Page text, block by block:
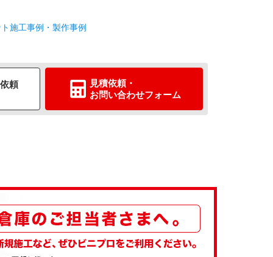
施工事例・製作事例
頼 見積依頼・
お問い合わせフォーム